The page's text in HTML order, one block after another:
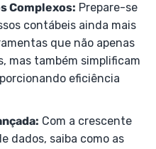
Complexos: Prepare-se
contábeis ainda mais
que não apenas
mas também simplificam
eficiência
Com a crescente
dados, saiba como as